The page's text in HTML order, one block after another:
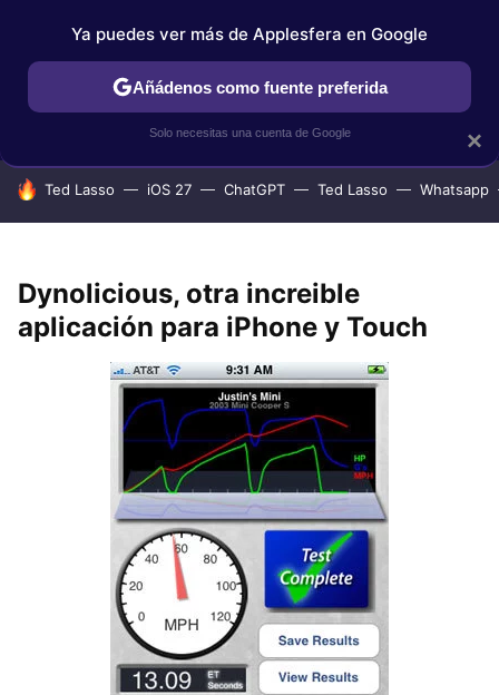
IPHONE TUTORIALES APPLESFERA SELECCIÓN
HOY SE HABLA DE
Ted Lasso iOS 27 ChatGPT Ted Lasso Whatsapp
Dynolicious, otra increible
aplicación para iPhone y Touch
×
Ya puedes ver más de Applesfera en Google
Añádenos como fuente preferida
Solo necesitas una cuenta de Google